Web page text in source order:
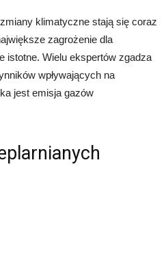
klimatyczne stają się coraz
zagrożenie dla
istotne. Wielu ekspertów zgadza
wpływających na
jest emisja gazów